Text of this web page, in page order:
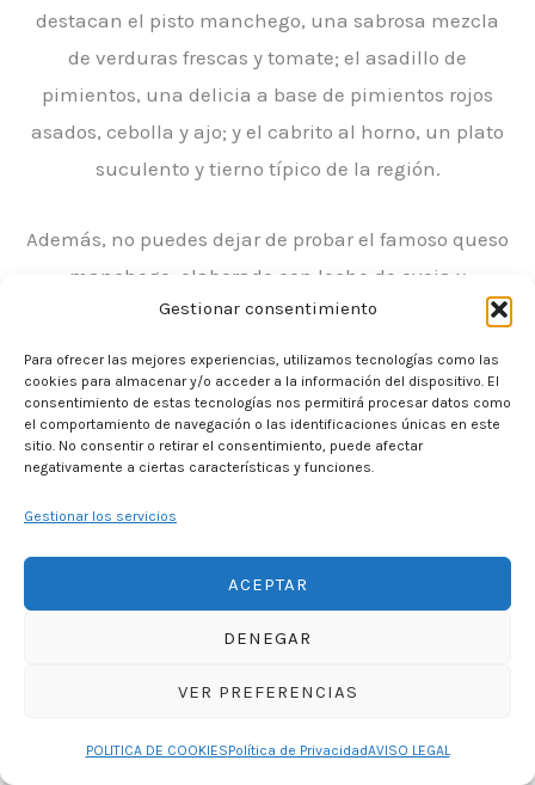
Gestionar consentimiento
Para ofrecer las mejores experiencias, utilizamos tecnologías como las
cookies para almacenar y/o acceder a la información del dispositivo. El
consentimiento de estas tecnologías nos permitirá procesar datos como
el comportamiento de navegación o las identificaciones únicas en este
sitio. No consentir o retirar el consentimiento, puede afectar
negativamente a ciertas características y funciones.
Gestionar los servicios
ACEPTAR
DENEGAR
VER PREFERENCIAS
POLITICA DE COOKIESPolítica de PrivacidadAVISO LEGAL
destacan el pisto manchego, una sabrosa mezcla
de verduras frescas y tomate; el asadillo de
pimientos, una delicia a base de pimientos rojos
asados, cebolla y ajo; y el cabrito al horno, un plato
suculento y tierno típico de la región.
Además, no puedes dejar de probar el famoso queso
manchego, elaborado con leche de oveja y
reconocido en todo el mundo por su sabor único. Y
para endulzar tu paladar, te recomendamos probar
las rosquillas de San Antón, unas deliciosas
rosquillas fritas cubiertas de azúcar que son un
verdadero deleite.
Fiestas y eventos culturales
parte fundamental de su identidad. Durante el año,
se celebran diversas festividades que reflejan la
Blanca, una procesión en la que los vecinos se